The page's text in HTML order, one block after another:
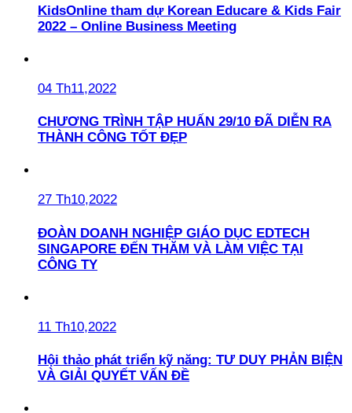
KidsOnline tham dự Korean Educare & Kids Fair
2022 – Online Business Meeting
04 Th11,2022
CHƯƠNG TRÌNH TẬP HUẤN 29/10 ĐÃ DIỄN RA
THÀNH CÔNG TỐT ĐẸP
27 Th10,2022
ĐOÀN DOANH NGHIỆP GIÁO DỤC EDTECH
SINGAPORE ĐẾN THĂM VÀ LÀM VIỆC TẠI
CÔNG TY
11 Th10,2022
Hội thảo phát triển kỹ năng: TƯ DUY PHẢN BIỆN
VÀ GIẢI QUYẾT VẤN ĐỀ